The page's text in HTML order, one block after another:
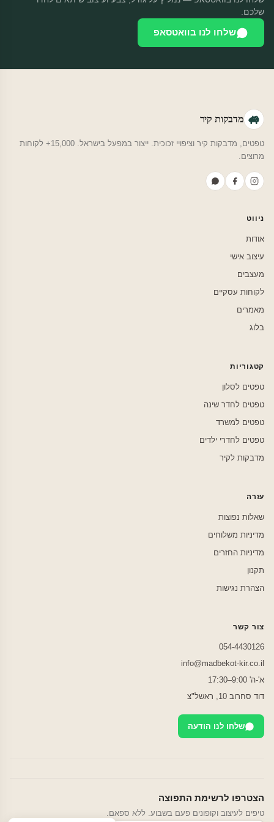
שלכם.
שלחו לנו בוואטסאפ
מדבקות קיר
טפטים, מדבקות קיר וציפויי זכוכית. ייצור במפעל בישראל. 15,000+ לקוחות
מרוצים.
ניווט
אודות
עיצוב אישי
מעצבים
לקוחות עסקיים
מאמרים
בלוג
קטגוריות
טפטים לסלון
טפטים לחדר שינה
טפטים למשרד
טפטים לחדרי ילדים
מדבקות לקיר
עזרה
שאלות נפוצות
מדיניות משלוחים
מדיניות החזרים
תקנון
הצהרת נגישות
צור קשר
054-4430126
info@madbekot-kir.co.il
א'-ה' 9:00–17:30
דוד סחרוב 10, ראשל"צ
שלחו לנו הודעה
הצטרפו לרשימת התפוצה
טיפים לעיצוב וקופונים פעם בשבוע. ללא ספאם.